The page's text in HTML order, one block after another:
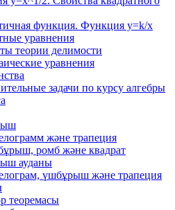
функция. Функция у=k/x
уравнения
теории делимости
уравнения
задачи по курсу алгебры
және трапеция
ромб және квадрат
ауданы
үшбұрыш және трапеция
теоремасы